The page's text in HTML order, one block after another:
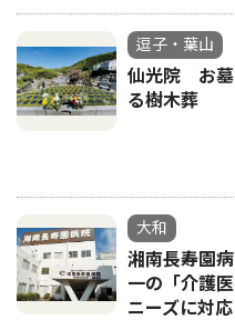
逗子・葉山
仙光院 お墓
る樹木葬
大和
湘南長寿園
一の「介護
ニーズに対応